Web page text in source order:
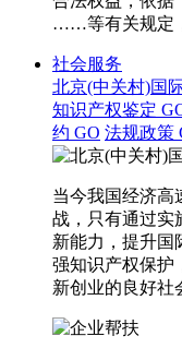
……等有关规定
社会服务
北京(中关村)国
知识产权鉴定
约 GO 法规政策
当今我国经济高
战，只有通过实
新能力，提升国
强知识产权保护
新创业的良好社